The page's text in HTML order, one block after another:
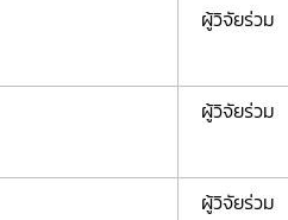
ผู้วิจัยร่วม
ผู้วิจัยร่วม
ผู้วิจัยร่วม